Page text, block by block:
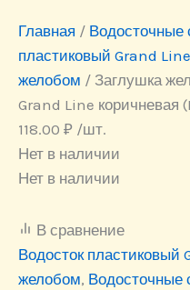
Главная / Водосточные
пластиковый Grand
желобом / Заглушка
Grand Line коричневая
118.00 ₽ /шт.
Нет в наличии
Нет в наличии
В сравнение
Водосток пластиковый
желобом, Водосточные